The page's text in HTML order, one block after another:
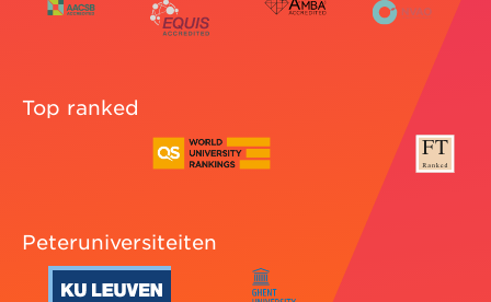
Top ranked
Peteruniversiteiten